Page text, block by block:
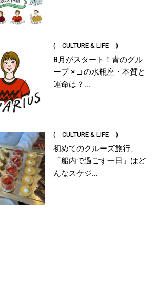
( CULTURE & LIFE )
8月がスタート！青のグル
ープ × □ の水瓶座・本質と
運命は？...
( CULTURE & LIFE )
初めてのクルーズ旅行、
「船内で過ごす一日」はど
んなスケジ...